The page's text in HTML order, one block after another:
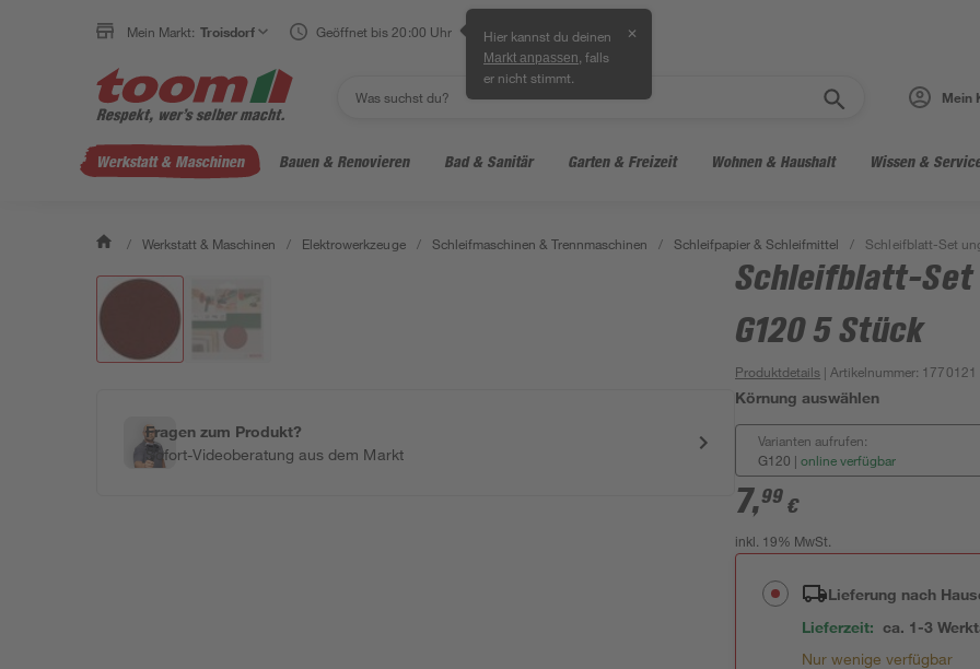
Mein Markt: Troisdorf Geöffnet bis 20:00 Uhr Hier kannst du deinen
Markt anpassen , falls
er nicht stimmt.
✕
Mein
Werkstatt & Maschinen Bauen & Renovieren Bad & Sanitär Garten & Freizeit Wohnen & Haushalt Wissen &
/ Werkstatt & Maschinen / Elektrowerkzeuge / Schleifmaschinen & Trennmaschinen / Schleifpapier & Schleifmittel / Schleifblatt-Set
Fragen zum Produkt?
Sofort-Videoberatung aus dem Markt
Schleifblatt-Set
G120 5 Stück
Produktdetails | Artikelnummer: 1770121
Körnung auswählen
Varianten aufrufen:
G120 | online verfügbar
7,99 €
inkl. 19% MwSt.
Lieferung nach
Lieferzeit: ca. 1-3
Nur wenige verfügbar